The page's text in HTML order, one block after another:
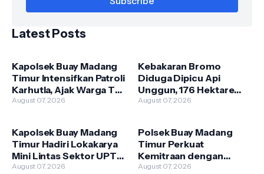
Latest Posts
Kapolsek Buay Madang
Timur Intensifkan Patroli
Karhutla, Ajak Warga Tak
Membakar Hutan dan
August 07, 2026
Kebakaran Bromo
Diduga Dipicu Api
Unggun, 176 Hektare
Lahan TNBTS Terbakar
August 07, 2026
Kapolsek Buay Madang
Timur Hadiri Lokakarya
Mini Lintas Sektor UPTD
Puskesmas
August 07, 2026
Polsek Buay Madang
Timur Perkuat
Kemitraan dengan
Warga Lewat Giat
August 07, 2026